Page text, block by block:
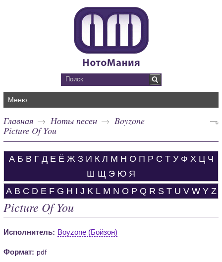
Меню
Главная Ноты песен
Boyzone
Picture Of You
А Б В Г Д Е Ё Ж З И К Л М Н О П Р С Т У Ф Х Ц Ч
Ш Щ Э Ю Я
A B C D E F G H I J K L M N O P Q R S T U V W Y Z
Picture Of You
Исполнитель: Boyzone (Бойзон)
Формат: pdf